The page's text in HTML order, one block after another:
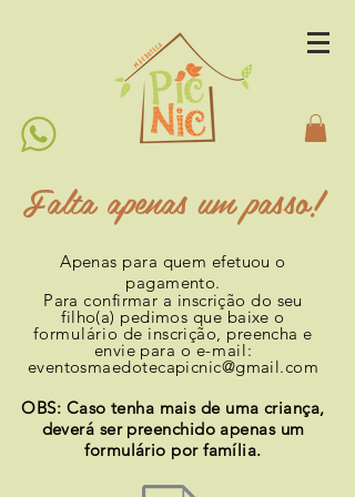
Falta apenas um passo!
Apenas para quem efetuou o
pagamento.
Para confirmar a inscrição do seu
filho(a) pedimos que baixe o
formulário de inscrição, preencha e
envie para oe-mail:
eventosmaedotecapicnic@gmail.com
OBS: Caso tenha mais de uma criança,
deverá ser preenchido apenas um
formulário por família.